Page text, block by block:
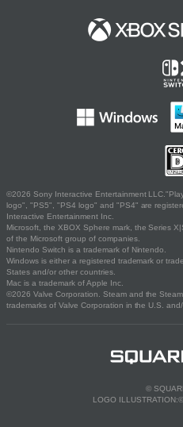
©2026 Sony Interactive Entertainment
logo", "PS5", "PS4 logo" and "PS4" are
Interactive Entertainment Inc.
Microsoft, the XBOX Sphere mark, the Series
of the Microsoft group of companies.
Nintendo Switch is a trademark of Nintendo.
Windows is either a registered trademark or
States and/or other countries.
Mac is a trademark of Apple Inc.
©2026 Valve Corporation. Steam and the
trademarks of Valve Corporation in the U.S.
©
LOGO